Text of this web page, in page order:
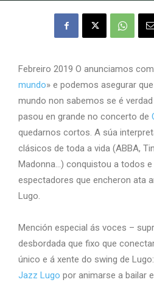
Febreiro 2019 O anunciamos
mundo» e podemos asegurar
mundo non sabemos se é
pasou en grande no concerto de
quedarnos cortos. A súa
clásicos de toda a vida (ABBA,
Madonna…) conquistou a todos e
espectadores que encheron ata
Lugo.
Mención especial ás voces –
desbordada que fixo que
único e á xente do swing de Lugo:
Jazz Lugo por animarse a bailar